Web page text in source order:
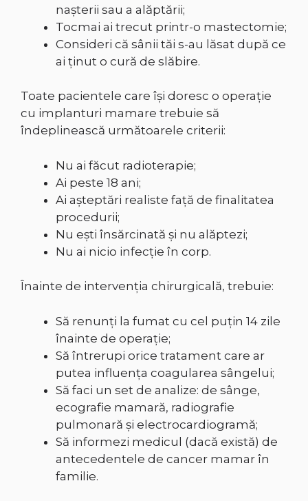
naşterii sau a alăptării;
Tocmai ai trecut printr-o mastectomie;
Consideri că sânii tăi s-au lăsat după ce
ai ţinut o cură de slăbire.
Toate pacientele care își doresc o operație
cu implanturi mamare trebuie să
îndeplinească următoarele criterii:
Nu ai făcut radioterapie;
Ai peste 18 ani;
Ai așteptări realiste faţă de finalitatea
procedurii;
Nu eşti însărcinată şi nu alăptezi;
Nu ai nicio infecție în corp.
Înainte de intervenţia chirurgicală, trebuie:
Să renunți la fumat cu cel puțin 14 zile
înainte de operație;
Să întrerupi orice tratament care ar
putea influența coagularea sângelui;
Să faci un set de analize: de sânge,
ecografie mamară, radiografie
pulmonară și electrocardiogramă;
Să informezi medicul (dacă există) de
antecedentele de cancer mamar în
familie.